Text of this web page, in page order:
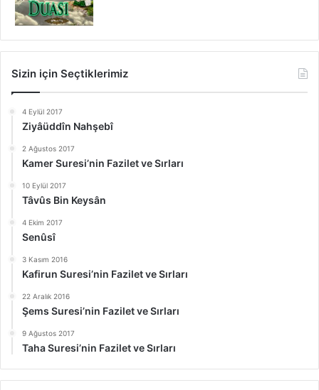
Sizin için Seçtiklerimiz
4 Eylül 2017
Ziyâüddîn Nahşebî
2 Ağustos 2017
Kamer Suresi’nin Fazilet ve Sırları
10 Eylül 2017
Tâvûs Bin Keysân
4 Ekim 2017
Senûsî
3 Kasım 2016
Kafirun Suresi’nin Fazilet ve Sırları
22 Aralık 2016
Şems Suresi’nin Fazilet ve Sırları
9 Ağustos 2017
Taha Suresi’nin Fazilet ve Sırları